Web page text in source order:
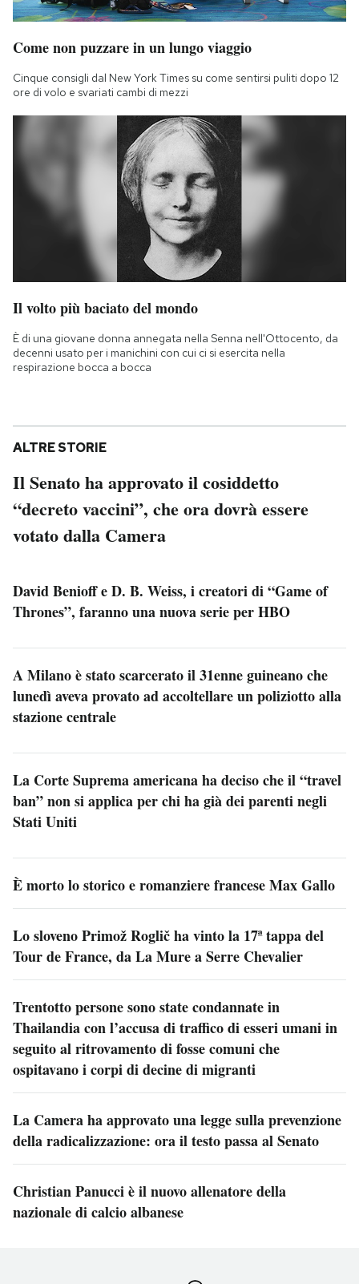
Come non puzzare in un lungo viaggio
Cinque consigli dal New York Times su come sentirsi puliti dopo 12
ore di volo e svariati cambi di mezzi
Il volto più baciato del mondo
È di una giovane donna annegata nella Senna nell'Ottocento, da
decenni usato per i manichini con cui ci si esercita nella
respirazione bocca a bocca
ALTRE STORIE
Il Senato ha approvato il cosiddetto
“decreto vaccini”, che ora dovrà essere
votato dalla Camera
David Benioff e D. B. Weiss, i creatori di “Game of
Thrones”, faranno una nuova serie per HBO
A Milano è stato scarcerato il 31enne guineano che
lunedì aveva provato ad accoltellare un poliziotto alla
stazione centrale
La Corte Suprema americana ha deciso che il “travel
ban” non si applica per chi ha già dei parenti negli
Stati Uniti
È morto lo storico e romanziere francese Max Gallo
Lo sloveno Primož Roglič ha vinto la 17ª tappa del
Tour de France, da La Mure a Serre Chevalier
Trentotto persone sono state condannate in
Thailandia con l’accusa di traffico di esseri umani in
seguito al ritrovamento di fosse comuni che
ospitavano i corpi di decine di migranti
La Camera ha approvato una legge sulla prevenzione
della radicalizzazione: ora il testo passa al Senato
Christian Panucci è il nuovo allenatore della
nazionale di calcio albanese